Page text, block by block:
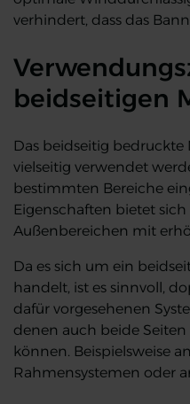
verhindert, dass das
beidseitigen
Das beidseitig bedruckte
vielseitig verwendet
bestimmten Bereiche
Eigenschaften bietet
Außenbereichen mit
Da es sich um ein
handelt, ist es sinnvoll,
dafür vorgesehenen
denen auch beide
können. Beispielsweise
Rahmensystemen oder